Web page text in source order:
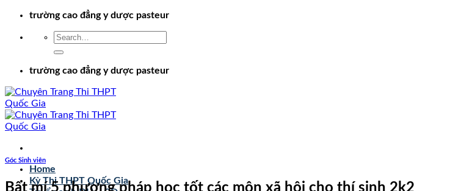
Chuyểntrường cao đẳng y dược pasteur
trường cao đẳng y dược pasteur
Home
Kỳ Thi THPT Quốc Gia
Góc Sinh viên
Bật mí 5 phương pháp học tốt các môn xã hội cho thí sinh 2k2